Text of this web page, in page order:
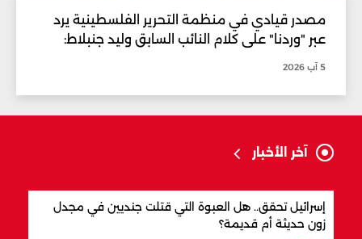
مصدر قيادي في منظمة التحرير الفلسطينية يرد
عبر "وردنا" على كلام النائب السابق وليد جنبلاط:
5 آب 2026
آخر الأخبار
إسرائيل تحقق.. هل العبوة التي قتلت جنديين في مجدل
زون حديثة أم قديمة؟